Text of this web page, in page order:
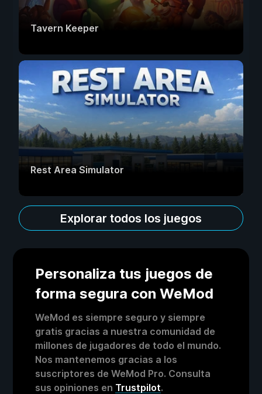
Tavern Keeper
Rest Area Simulator
Explorar todos los juegos
Personaliza tus juegos de
forma segura con WeMod
WeMod es siempre seguro y siempre
gratis gracias a nuestra comunidad de
millones de jugadores de todo el mundo.
Nos mantenemos gracias a los
suscriptores de WeMod Pro. Consulta
sus opiniones en Trustpilot.